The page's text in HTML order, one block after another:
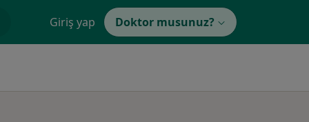
Giriş yap Doktor musunuz?